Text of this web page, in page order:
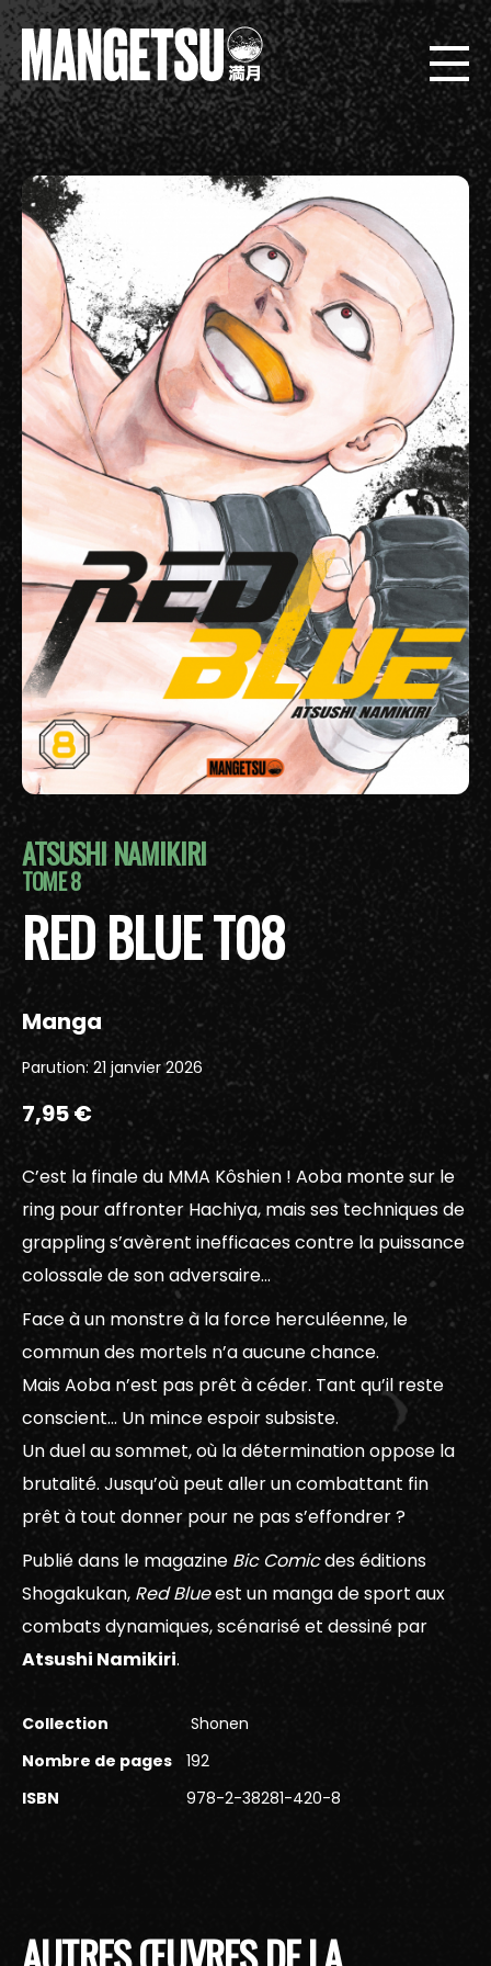
ATSUSHI NAMIKIRI
TOME 8
RED BLUE T08
Manga
Parution: 21 janvier 2026
7,95 €
C’est la finale du MMA Kôshien ! Aoba monte sur le
ring pour affronter Hachiya, mais ses techniques de
grappling s’avèrent inefficaces contre la puissance
colossale de son adversaire…
Face à un monstre à la force herculéenne, le
commun des mortels n’a aucune chance.
Mais Aoba n’est pas prêt à céder. Tant qu’il reste
conscient… Un mince espoir subsiste.
Un duel au sommet, où la détermination oppose la
brutalité. Jusqu’où peut aller un combattant fin
prêt à tout donner pour ne pas s’effondrer ?
Publié dans le magazine Bic Comicdes éditions
Shogakukan, Red Blueest un manga de sport aux
combats dynamiques, scénarisé et dessiné par
Atsushi Namikiri.
Collection
Shonen
Nombre de pages
192
ISBN
978-2-38281-420-8